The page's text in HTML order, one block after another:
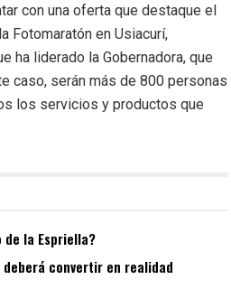
con una oferta que destaque el
Fotomaratón en Usiacurí,
ha liderado la Gobernadora, que
caso, serán más de 800 personas
los servicios y productos que
de la Espriella?
deberá convertir en realidad